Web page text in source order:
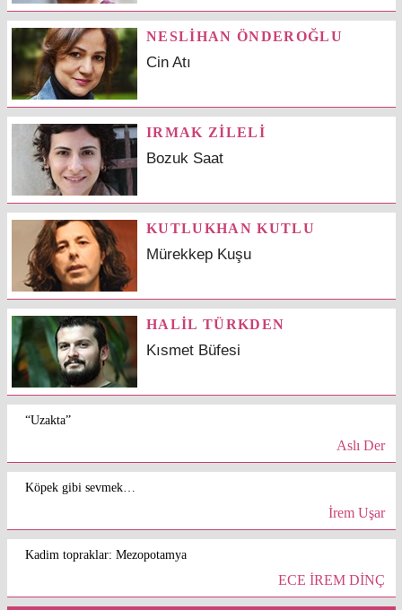
NESLİHAN ÖNDEROĞLU
Cin Atı
IRMAK ZİLELİ
Bozuk Saat
KUTLUKHAN KUTLU
Mürekkep Kuşu
HALİL TÜRKDEN
Kısmet Büfesi
“Uzakta”
Aslı Der
Köpek gibi sevmek…
İrem Uşar
Kadim topraklar: Mezopotamya
ECE İREM DİNÇ